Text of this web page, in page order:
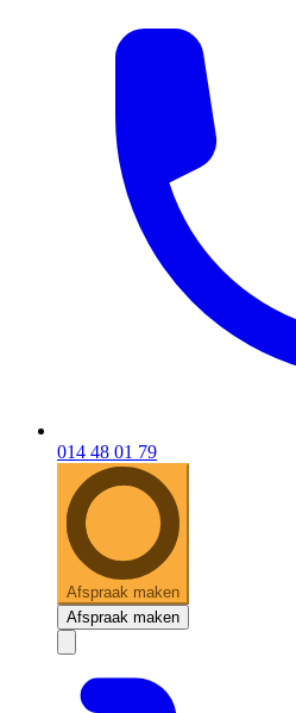
014 48 01 79
Afspraak maken
Afspraak maken